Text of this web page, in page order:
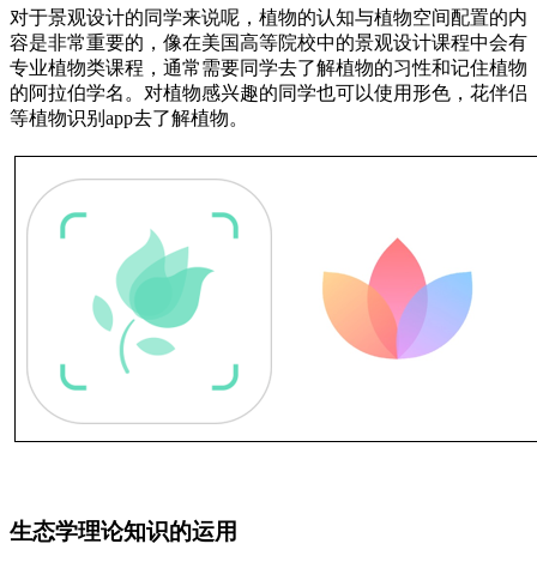
对于景观设计的同学来说呢，植物的认知与植物空间配置的内
容是非常重要的，像在美国高等院校中的景观设计课程中会有
专业植物类课程，通常需要同学去了解植物的习性和记住植物
的阿拉伯学名。对植物感兴趣的同学也可以使用形色，花伴侣
等植物识别app去了解植物。
生态学理论知识的运用